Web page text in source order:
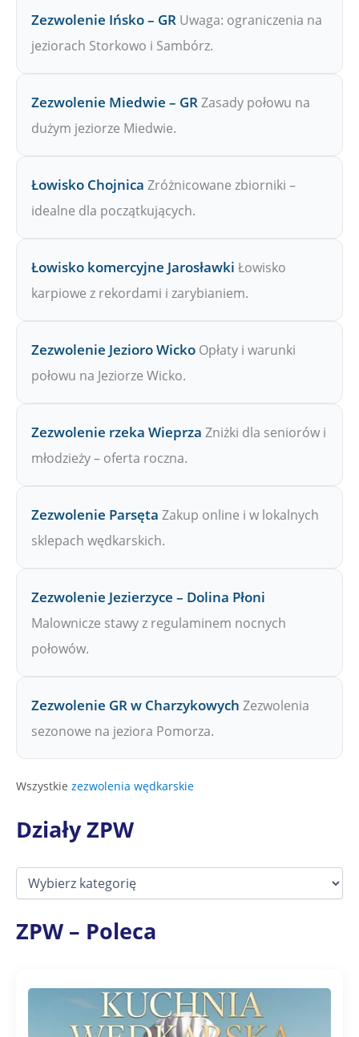
Zezwolenie Ińsko – GR Uwaga: ograniczenia na
jeziorach Storkowo i Sambórz.
Zezwolenie Miedwie – GRZasady połowu na
dużym jeziorze Miedwie.
Łowisko Chojnica Zróżnicowane zbiorniki –
idealne dla początkujących.
Łowisko komercyjne Jarosławki Łowisko
karpiowe z rekordami i zarybianiem.
Zezwolenie Jezioro Wicko Opłaty i warunki
połowu na Jeziorze Wicko.
Zezwolenie rzeka Wieprza Zniżki dla seniorów i
młodzieży – oferta roczna.
Zezwolenie Parsęta Zakup online i w lokalnych
sklepach wędkarskich.
Zezwolenie Jezierzyce – Dolina Płoni
Malownicze stawy z regulaminem nocnych
połowów.
Zezwolenie GR w Charzykowych Zezwolenia
sezonowe na jeziora Pomorza.
Wszystkie zezwolenia wędkarskie
Działy ZPW
D
a
łZPW – Poleca